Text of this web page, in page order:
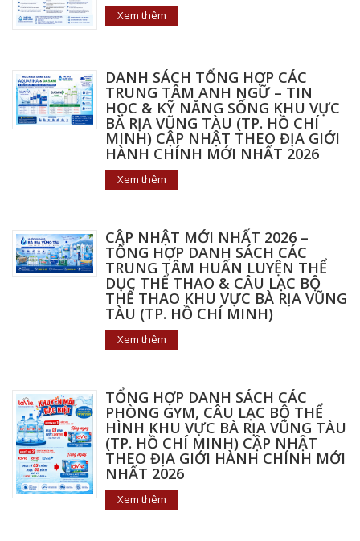
Xem thêm
DANH SÁCH TỔNG HỢP CÁC
TRUNG TÂM ANH NGỮ – TIN
HỌC & KỸ NĂNG SỐNG KHU VỰC
BÀ RỊA VŨNG TÀU (TP. HỒ CHÍ
MINH) CẬP NHẬT THEO ĐỊA GIỚI
HÀNH CHÍNH MỚI NHẤT 2026
Xem thêm
CẬP NHẬT MỚI NHẤT 2026 –
TỔNG HỢP DANH SÁCH CÁC
TRUNG TÂM HUẤN LUYỆN THỂ
DỤC THỂ THAO & CÂU LẠC BỘ
THỂ THAO KHU VỰC BÀ RỊA VŨNG
TÀU (TP. HỒ CHÍ MINH)
Xem thêm
TỔNG HỢP DANH SÁCH CÁC
PHÒNG GYM, CÂU LẠC BỘ THỂ
HÌNH KHU VỰC BÀ RỊA VŨNG TÀU
(TP. HỒ CHÍ MINH) CẬP NHẬT
THEO ĐỊA GIỚI HÀNH CHÍNH MỚI
NHẤT 2026
Xem thêm